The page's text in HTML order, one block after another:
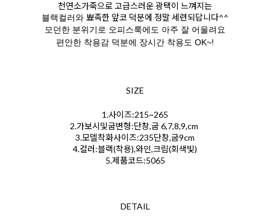
천연소가죽으로 고급스러운 광택이 느껴지는
블랙컬러와 뾰족한 앞코 덕분에 정말 세련되답니다^^
모던한 분위기로 오피스룩에도 아주 잘 어울려요
편안한 착용감 덕분에 장시간 착용도 OK~!
SIZE
1.사이즈:215~265
2.가보시및굽변형:단창,굽 6,7,8,9,cm
3.모델착화사이즈:235단창,굽9cm
4.컬러:블랙(착용),와인,크림(회색빛)
5.제품코드:5065
DETAIL